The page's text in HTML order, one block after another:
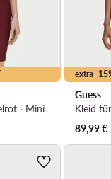
· Mini
extra -
Guess
89,99€